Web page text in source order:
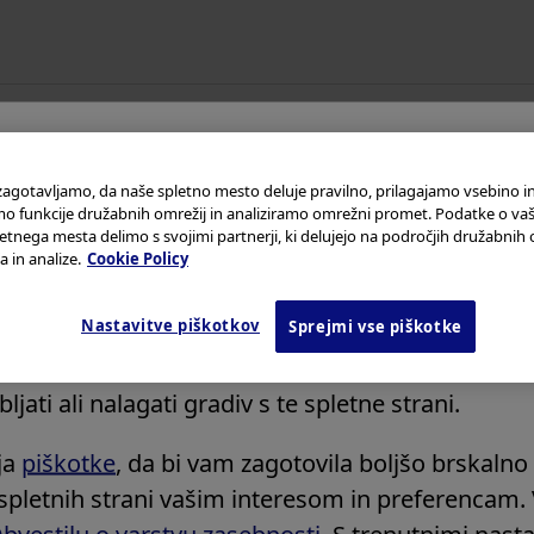
Azija in Pacifik
Avstralija
Kitajska
Hongkong
Japonska
Malezija
Singapur
Tajvan
okolje.
pravilno. (Zapisano 28. januarja 2021)
Olympus
si preberitePogoje uporabein besedilo v
zdravstvenim strokovnjakom. Če niste
ali nalagati gradiv s te spletne strani.
piškotke, da bi vam zagotovila boljšo
strani vašim interesom in preferencam.
da naše spletno mesto deluje pravilno, prilagajamo vsebino
funkcije družabnih omrežij in analiziramo omrežni promet. Podatke o
mesta delimo s svojimi partnerji, ki delujejo na področjih družabnih
in analize. Cookie Policy
Nastavitve piškotkov Sprejmi vse piškotke